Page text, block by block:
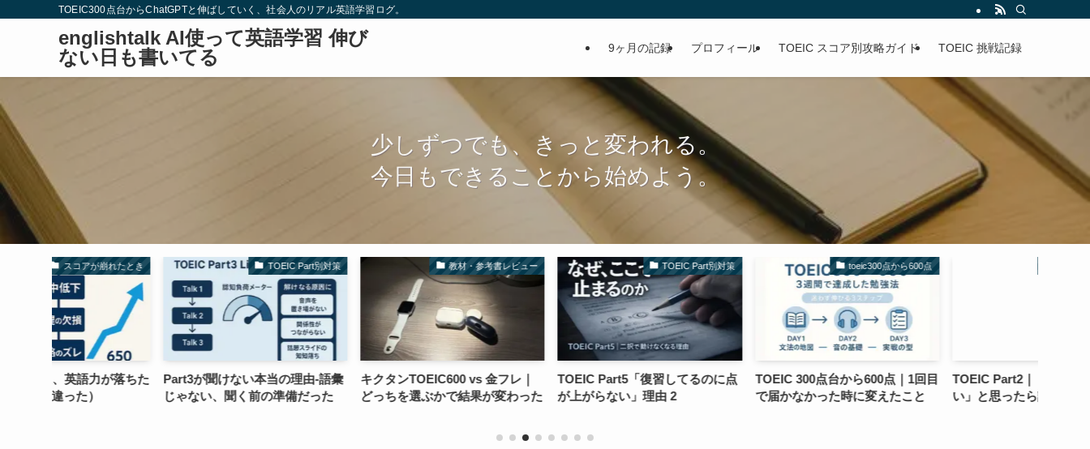
TOEIC300点台からChatGPTと伸ばしていく、社会人のリアル英語学習ログ。
englishtalk AI使って英語学習 伸び
ない日も書いてる
9ヶ月の記録 プロフィール TOEIC スコア別攻略ガイド TOEIC 挑戦記録
少しずつでも、きっと変われる。
今日もできることから始めよう。
TOEIC Part別対策
Part3が聞けない本当の理由-語彙
じゃない、聞く前の準備だった
教材・参考書レビュー
キクタンTOEIC600 vs 金フレ｜
どっちを選ぶかで結果が変わった
TOEIC Part別対策
TOEIC Part5「復習してるのに点
が上がらない」理由 2
toeic300点から600点
TOEIC 300点台から600点｜1回目
で届かなかった時に変えたこと
TOEIC Part2｜「答えがおかし
い」と思ったら読む記事